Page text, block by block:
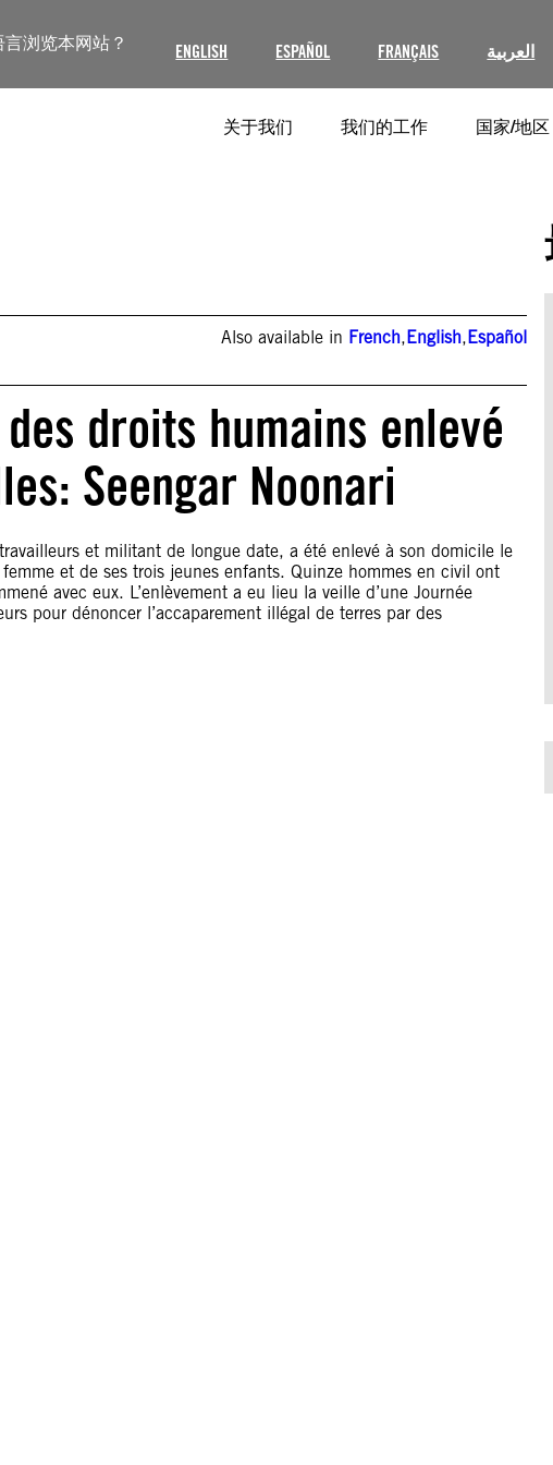
浏览本网站？ ENGLISH ESPAÑOL FRANÇAIS العربية
关于我们 我们的工作 国家/地区
Also available in French,English,Español
droits humains enlevé
Seengar Noonari
et militant de longue date, a été enlevé à son domicile le
et de ses trois jeunes enfants. Quinze hommes en civil ont
avec eux. L’enlèvement a eu lieu la veille d’une Journée
pour dénoncer l’accaparement illégal de terres par des